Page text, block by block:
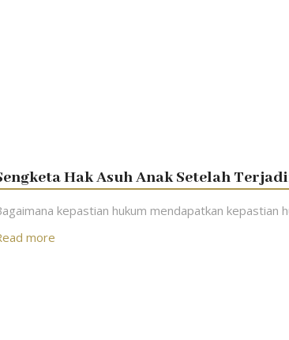
Hak Asuh Anak Setelah
kepastian hukum mendapatkan kepastian
more